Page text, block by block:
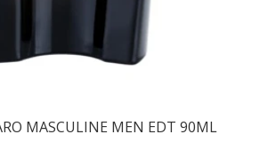
MASCULINE MEN EDT 90ML